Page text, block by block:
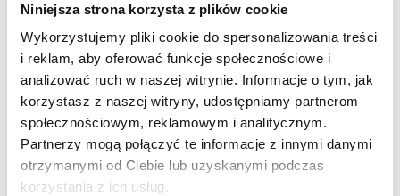
Niniejsza strona korzysta z plików cookie
Wykorzystujemy pliki cookie do spersonalizowania treści
i reklam, aby oferować funkcje społecznościowe i
analizować ruch w naszej witrynie. Informacje o tym, jak
korzystasz z naszej witryny, udostępniamy partnerom
społecznościowym, reklamowym i analitycznym.
Partnerzy mogą połączyć te informacje z innymi danymi
otrzymanymi od Ciebie lub uzyskanymi podczas
korzystania z ich usług.
PRZECHOWALNIA SPRZĘTU
tel.: 451-052-396 (czynny zimą)
e-mail:narty@jaworzynakrynicka.pl
Szkoła Jaworzyna Ski&Snowboard
AKADEMIA MISIA POLARNEGO
tel.: +48 512 203 000
tel.: +48 512 204 000
info@szkolajaworzyna.pl